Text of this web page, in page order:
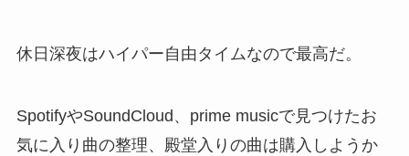
休日深夜はハイパー自由タイムなので最高だ。
SpotifyやSoundCloud、prime musicで見つけたお
気に入り曲の整理、殿堂入りの曲は購入しようか